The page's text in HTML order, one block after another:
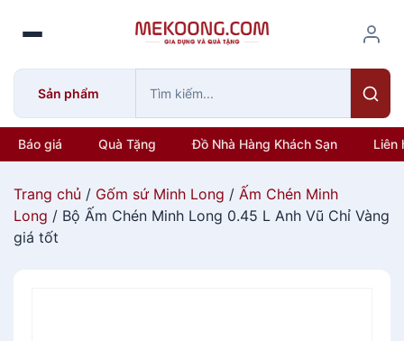
o
Sản phẩm
Báo giá Quà Tặng Đồ Nhà Hàng Khách Sạn Liên
Trang chủ / Gốm sứ Minh Long / Ấm Chén Minh
Long / Bộ Ấm Chén Minh Long 0.45 L Anh Vũ Chỉ Vàng
giá tốt